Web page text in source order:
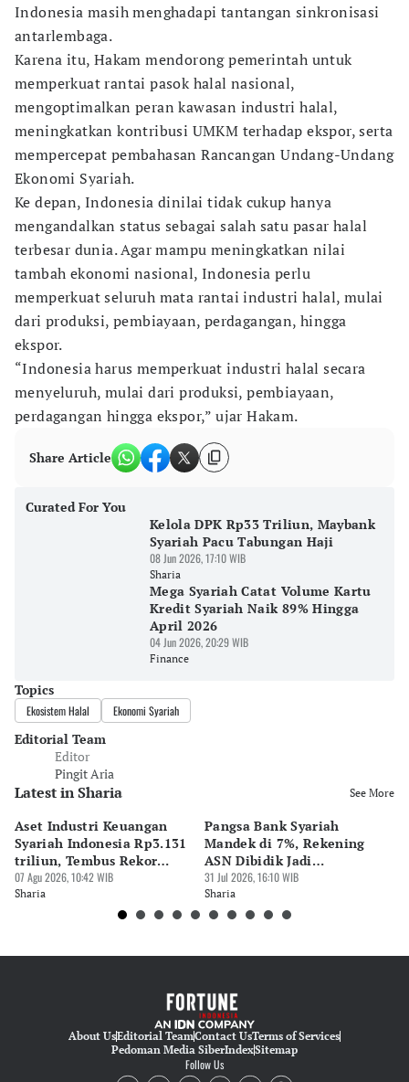
Indonesia masih menghadapi tantangan sinkronisasi
antarlembaga.
Karena itu, Hakam mendorong pemerintah untuk
memperkuat rantai pasok halal nasional,
mengoptimalkan peran kawasan industri halal,
meningkatkan kontribusi UMKM terhadap ekspor, serta
mempercepat pembahasan Rancangan Undang-Undang
Ekonomi Syariah.
Ke depan, Indonesia dinilai tidak cukup hanya
mengandalkan status sebagai salah satu pasar halal
terbesar dunia. Agar mampu meningkatkan nilai
tambah ekonomi nasional, Indonesia perlu
memperkuat seluruh mata rantai industri halal, mulai
dari produksi, pembiayaan, perdagangan, hingga
ekspor.
“Indonesia harus memperkuat industri halal secara
menyeluruh, mulai dari produksi, pembiayaan,
perdagangan hingga ekspor,” ujar Hakam.
Share Article
Curated For You
Kelola DPK Rp33 Triliun, Maybank
Syariah Pacu Tabungan Haji
08 Jun 2026, 17:10 WIB
Sharia
Mega Syariah Catat Volume Kartu
Kredit Syariah Naik 89% Hingga
April 2026
04 Jun 2026, 20:29 WIB
Finance
Topics
Ekosistem Halal Ekonomi Syariah
Editorial Team
Editor
Pingit Aria
Latest in Sharia See More
Aset Industri Keuangan
Syariah Indonesia Rp3.131
triliun, Tembus Rekor
Sejarah
07 Agu 2026, 10:42 WIB
Sharia
Pangsa Bank Syariah
Mandek di 7%, Rekening
ASN Dibidik Jadi
Pendorong
31 Jul 2026, 16:10 WIB
Sharia
About UsEditorial TeamContact UsTerms of Services
Pedoman Media SiberIndexSitemap
Follow Us